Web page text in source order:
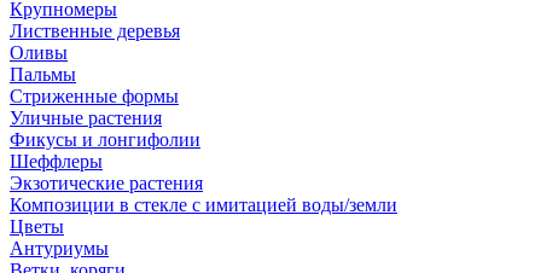
Крупномеры
Лиственные деревья
Оливы
Пальмы
Стриженные формы
Уличные растения
Фикусы и лонгифолии
Шеффлеры
Экзотические растения
Композиции в стекле с имитацией воды/земли
Цветы
Антуриумы